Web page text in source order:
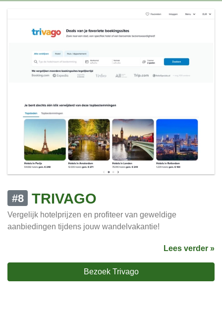
#8 TRIVAGO
Vergelijk hotelprijzen en profiteer van geweldige
aanbiedingen tijdens jouw wandelvakantie!
Lees verder »
Bezoek Trivago